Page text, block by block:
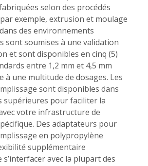
selon des procédés
exemple, extrusion et moulage
des environnements
sont soumises à une validation
et sont disponibles en cinq (5)
entre 1,2 mm et 4,5 mm
à une multitude de dosages. Les
sont disponibles dans
supérieures pour faciliter la
votre infrastructure de
Des adaptateurs pour
en polypropylène
supplémentaire
avec la plupart des